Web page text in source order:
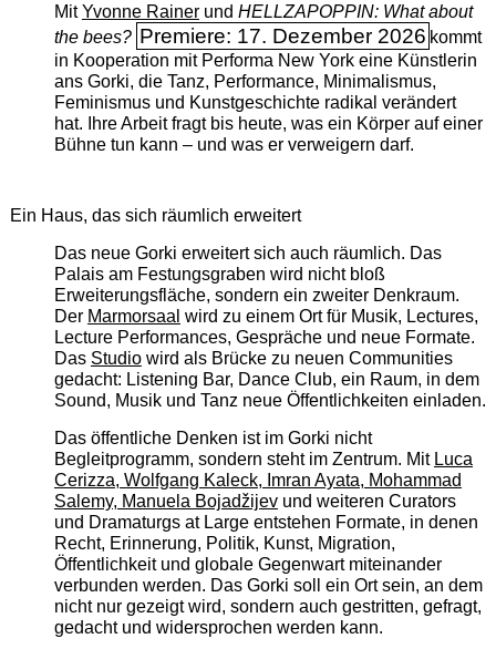
MitYvonne Rainerund HELLZAPOPPIN: What about
the bees? Premiere: 17. Dezember 2026 kommt
in Kooperation mit Performa New York eine Künstlerin
ans Gorki, die Tanz, Performance, Minimalismus,
Feminismus und Kunstgeschichte radikal verändert
hat. Ihre Arbeit fragt bis heute, was ein Körper auf einer
Bühne tun kann – und was er verweigern darf.
Ein Haus, das sich räumlich erweitert
Das neue Gorki erweitert sich auch räumlich. Das
Palais am Festungsgraben wird nicht bloß
Erweiterungsfläche, sondern ein zweiter Denkraum.
Der Marmorsaal wird zu einem Ort für Musik, Lectures,
Lecture Performances, Gespräche und neue Formate.
Das Studiowird als Brücke zu neuen Communities
gedacht: Listening Bar, Dance Club, ein Raum, in dem
Sound, Musik und Tanz neue Öffentlichkeiten einladen.
Das öffentliche Denken ist im Gorki nicht
Begleitprogramm, sondern steht im Zentrum. Mit Luca
Cerizza, Wolfgang Kaleck, Imran Ayata, Mohammad
Salemy, Manuela Bojadžijevund weiteren Curators
und Dramaturgs at Large entstehen Formate, in denen
Recht, Erinnerung, Politik, Kunst, Migration,
Öffentlichkeit und globale Gegenwart miteinander
verbunden werden. Das Gorki soll ein Ort sein, an dem
nicht nur gezeigt wird, sondern auch gestritten, gefragt,
gedacht und widersprochen werden kann.